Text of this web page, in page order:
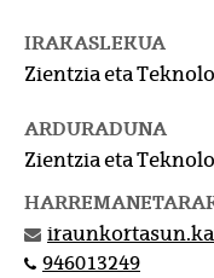
IRAKASLEKUA
Zientzia eta
ARDURADUNA
Zientzia eta
946013249